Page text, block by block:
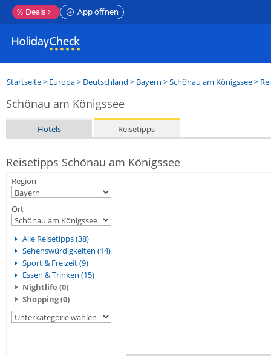
% Deals App öffnen
Startseite> Europa> Deutschland > Bayern >Schönau am Königssee>
Schönau am Königssee
Hotels Reisetipps
Reisetipps Schönau am Königssee
Region
Ort
Alle Reisetipps (38)
Sehenswürdigkeiten (14)
Sport & Freizeit (9)
Essen & Trinken (15)
Nightlife (0)
Shopping (0)